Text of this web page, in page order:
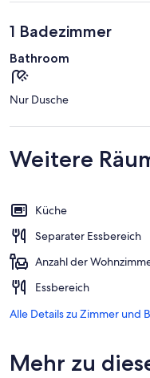
1 Badezimmer
Bathroom
Nur Dusche
Weitere
Küche
Separater Essbereich
Anzahl der
Essbereich
Alle Details zu Zimmer und
Mehr zu